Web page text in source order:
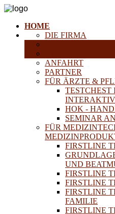
HOME
DIE FIRMA
ANFAHRT
PARTNER
FÜR ÄRZTE &
INTERAKTIV
HOK -
SEMINAR
FÜR
FIRSTLINE
UND
FIRSTLINE
FIRSTLINE
FIRSTLINE
FAMILIE
FIRSTLINE